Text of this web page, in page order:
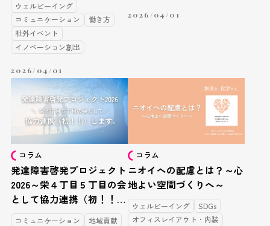
ご案内
ウェルビーイング
コミュニケーション
働き方
社外イベント
イノベーション創出
2026/04/01
2026/04/01
コラム
発達障害啓発プロジェクト
2026～栄４丁目５丁目の会
として協力連携（初！！）
コミュニケーション
地域貢献
コラム
ニオイへの配慮とは？～心
地よい空間づくりへ～
ウェルビーイング
SDGs
オフィスレイアウト・内装